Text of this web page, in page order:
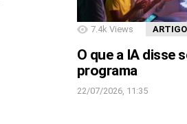
7.4k Views
O que a IA disse
programa
22/07/2026, 11:35